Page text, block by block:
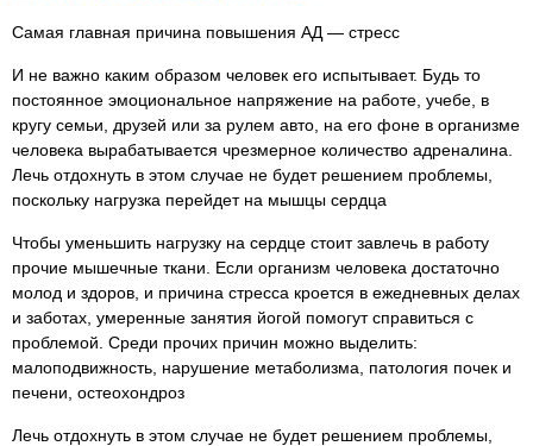
Самая главная причина повышения АД — стресс
И не важно каким образом человек его испытывает. Будь то
постоянное эмоциональное напряжение на работе, учебе, в
кругу семьи, друзей или за рулем авто, на его фоне в организме
человека вырабатывается чрезмерное количество адреналина.
Лечь отдохнуть в этом случае не будет решением проблемы,
поскольку нагрузка перейдет на мышцы сердца
Чтобы уменьшить нагрузку на сердце стоит завлечь в работу
прочие мышечные ткани. Если организм человека достаточно
молод и здоров, и причина стресса кроется в ежедневных делах
и заботах, умеренные занятия йогой помогут справиться с
проблемой. Среди прочих причин можно выделить:
малоподвижность, нарушение метаболизма, патология почек и
печени, остеохондроз
Лечь отдохнуть в этом случае не будет решением проблемы,